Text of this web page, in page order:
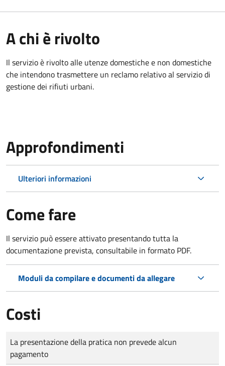
A chi è rivolto
Il servizio è rivolto alle utenze domestiche e non domestiche
che intendono trasmettere un reclamo relativo al servizio di
gestione dei rifiuti urbani.
Approfondimenti
Ulteriori informazioni
Come fare
Il servizio può essere attivato presentando tutta la
documentazione prevista, consultabile in formato PDF.
Moduli da compilare e documenti da allegare
Costi
Tipo di pagamento
Importo
La presentazione della pratica non prevede alcun
pagamento